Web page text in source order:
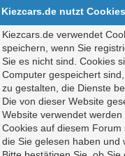
Kiezcars.de nutzt Cookies
Kiezcars.de verwendet
speichern, wenn Sie
Sie es nicht sind. Cookies
Computer gespeichert
zu gestalten, die Dienste
Die von dieser Website
Website verwendet
Cookies auf diesem Forum
die Sie gelesen haben und